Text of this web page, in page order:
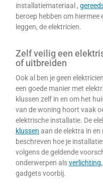
installatiemateriaal ,
beroep hebben om
leggen, de elektricien.
Zelf veilig een
of uitbreiden
Ook al ben je geen
een goede manier met
klussen zelf in en om het
van de woning hoort vaak
elektrische installatie. De
klussen aan de elektra in
beschreven hoe je
volgens de geldende
onderwerpen alsverlichting,
gadgets voorbij.